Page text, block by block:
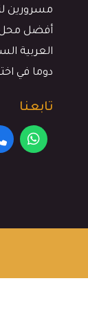
مسرورين
أفضل محل
العربية
دوما في
تابعنا